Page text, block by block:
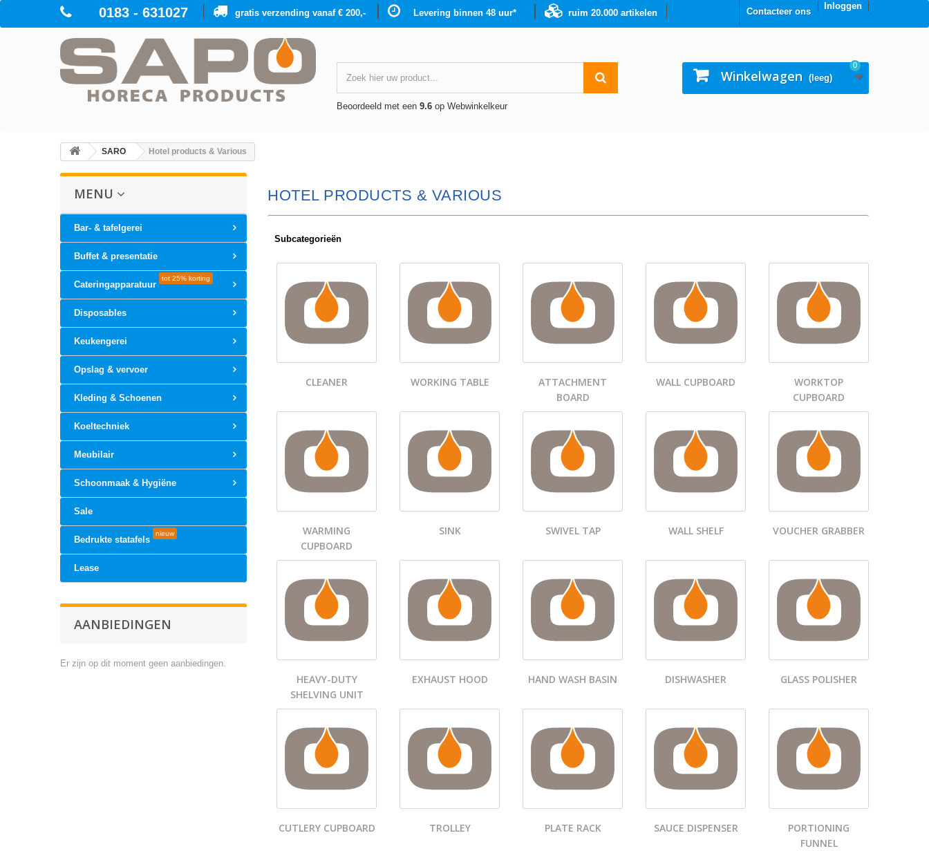
Inloggen
Contacteer ons
0183 - 631027 ruim 20.000 artikelen
Levering binnen 48 uur*
gratis verzending vanaf € 200,-
Beoordeeld met een 9.6op Webwinkelkeur
Winkelwagen (leeg)
0
SARO Hotel products & Various
MENU
Bar- & tafelgerei
Buffet & presentatie
Cateringapparatuur
tot 25% korting
Disposables
Keukengerei
Opslag & vervoer
Kleding & Schoenen
Koeltechniek
Meubilair
Schoonmaak & Hygiëne
Sale
Bedrukte statafels
nieuw
Lease
AANBIEDINGEN
Er zijn op dit moment geen aanbiedingen.
HOTEL PRODUCTS & VARIOUS
Subcategorieën
CLEANER WORKING TABLE
ATTACHMENT
BOARD
WALL CUPBOARD
WORKTOP
CUPBOARD
WARMING
CUPBOARD
SINK SWIVEL TAP WALL SHELF VOUCHER GRABBER
HEAVY-DUTY
SHELVING UNIT
EXHAUST HOOD HAND WASH BASIN DISHWASHER GLASS POLISHER
CUTLERY CUPBOARD TROLLEY PLATE RACK SAUCE DISPENSER
PORTIONING
FUNNEL